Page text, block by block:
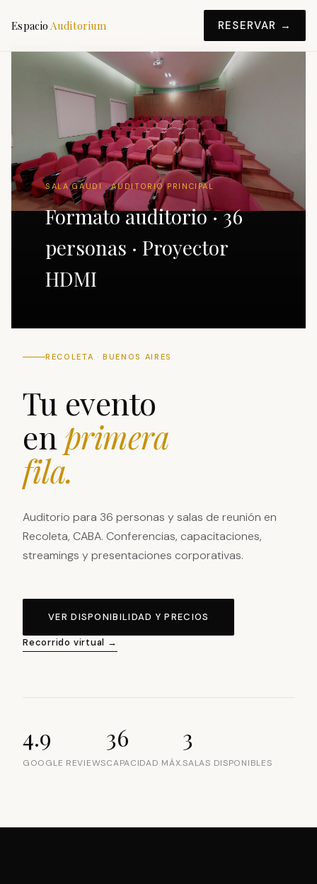
EspacioAuditorium RESERVAR →
RECOLETA · BUENOS AIRES
Tu evento
en primera
fila.
Auditorio para 36 personas y salas de reunión en
Recoleta, CABA. Conferencias, capacitaciones,
streamings y presentaciones corporativas.
VER DISPONIBILIDAD Y PRECIOS
Recorrido virtual →
4.9
GOOGLE REVIEWS
36
CAPACIDAD MÁX.
3
SALAS DISPONIBLES
SALA GAUDI · AUDITORIO PRINCIPAL
Formato auditorio · 36
personas · Proyector
HDMI